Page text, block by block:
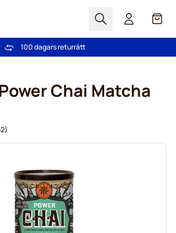
Sök Cart
Fri frakt över 499 kr
100 dagars returrätt
Chai Matcha